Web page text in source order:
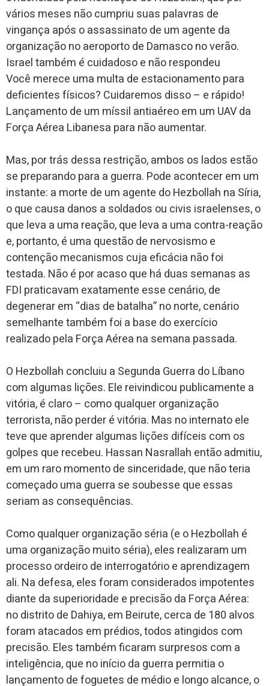
vários meses não cumpriu suas palavras de
vingança após o assassinato de um agente da
organização no aeroporto de Damasco no verão.
Israel também é cuidadoso e não respondeu
Você merece uma multa de estacionamento para
deficientes físicos? Cuidaremos disso – e rápido!
Lançamento de um míssil antiaéreo em um UAV da
Força Aérea Libanesa para não aumentar.
Mas, por trás dessa restrição, ambos os lados estão
se preparando para a guerra. Pode acontecer em um
instante: a morte de um agente do Hezbollah na Síria,
o que causa danos a soldados ou civis israelenses, o
que leva a uma reação, que leva a uma contra-reação
e, portanto, é uma questão de nervosismo e
contenção mecanismos cuja eficácia não foi
testada. Não é por acaso que há duas semanas as
FDI praticavam exatamente esse cenário, de
degenerar em “dias de batalha” no norte, cenário
semelhante também foi a base do exercício
realizado pela Força Aérea na semana passada.
O Hezbollah concluiu a Segunda Guerra do Líbano
com algumas lições. Ele reivindicou publicamente a
vitória, é claro – como qualquer organização
terrorista, não perder é vitória. Mas no internato ele
teve que aprender algumas lições difíceis com os
golpes que recebeu. Hassan Nasrallah então admitiu,
em um raro momento de sinceridade, que não teria
começado uma guerra se soubesse que essas
seriam as consequências.
Como qualquer organização séria (e o Hezbollah é
uma organização muito séria), eles realizaram um
processo ordeiro de interrogatório e aprendizagem
ali. Na defesa, eles foram considerados impotentes
diante da superioridade e precisão da Força Aérea:
no distrito de Dahiya, em Beirute, cerca de 180 alvos
foram atacados em prédios, todos atingidos com
precisão. Eles também ficaram surpresos com a
inteligência, que no início da guerra permitia o
lançamento de foguetes de médio e longo alcance, o